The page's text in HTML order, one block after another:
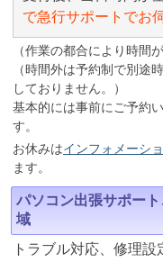
で急行サポートでお
（作業の都合により時間
（時間外は予約制で別途
しておりません。）
基本的には事前にご予約
す。
お休みはインフォメーシ
ます。
パソコン出張サポー
域
トラブル対応、修理